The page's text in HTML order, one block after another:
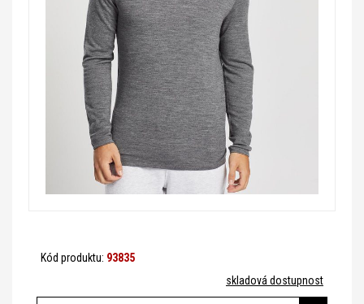
Kód produktu: 93835
skladová dostupnost